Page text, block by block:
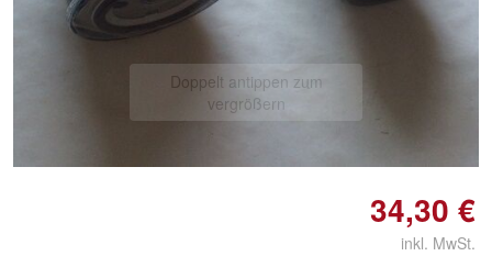
Doppelt antippen zum
vergrößern
34,30 €
inkl. MwSt.